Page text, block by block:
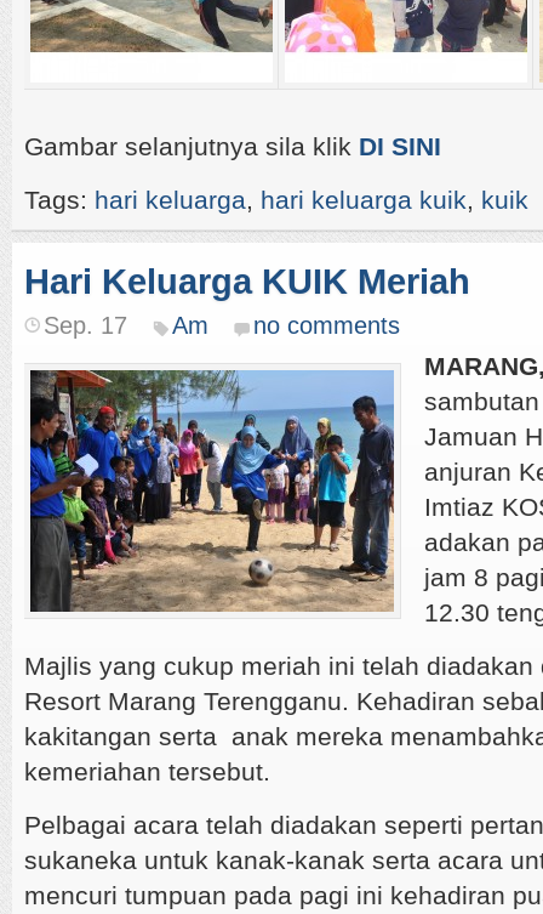
Gambar selanjutnya sila klik DI SINI
Tags: hari keluarga, hari keluarga kuik, kuik
Hari Keluarga KUIK Meriah
Sep. 17 Am no comments
Jamuan
anjuran
Imtiaz
adakan
jam 8
12.30
Majlis yang cukup meriah ini telah diadakan
Resort Marang Terengganu. Kehadiran
kakitangan serta anak mereka
kemeriahan tersebut.
Pelbagai acara telah diadakan seperti
sukaneka untuk kanak-kanak serta acara
mencuri tumpuan pada pagi ini kehadiran